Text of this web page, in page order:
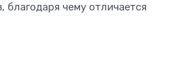
благодаря чему отличается